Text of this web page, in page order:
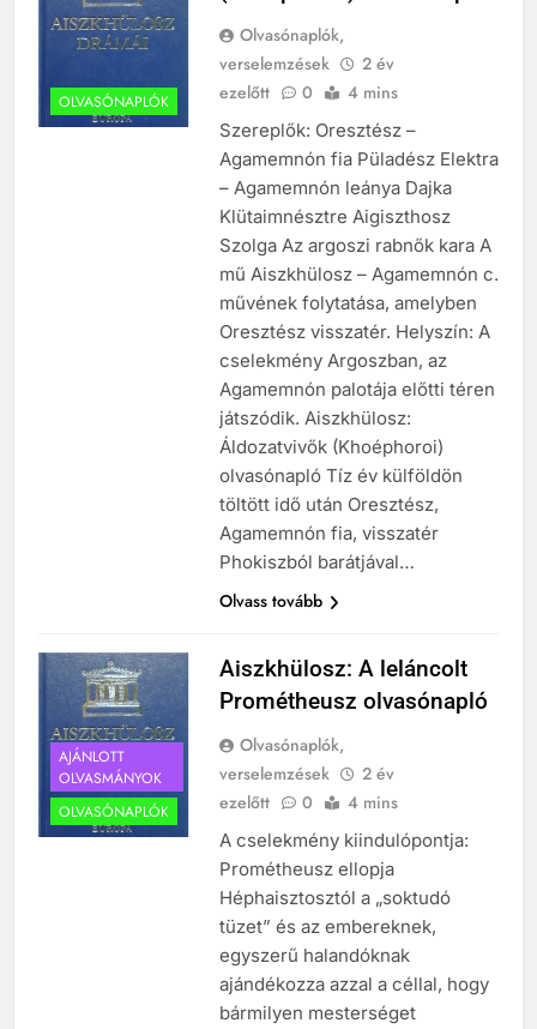
OLVASÓNAPLÓK
Olvasónaplók,
verselemzések
2 év
ezelőtt
0 4 mins
Szereplők: Oresztész –
Agamemnón fia Püladész Elektra
– Agamemnón leánya Dajka
Klütaimnésztre Aigiszthosz
Szolga Az argoszi rabnők kara A
mű Aiszkhülosz – Agamemnón c.
művének folytatása, amelyben
Oresztész visszatér. Helyszín: A
cselekmény Argoszban, az
Agamemnón palotája előtti téren
játszódik. Aiszkhülosz:
Áldozatvivők (Khoéphoroi)
olvasónapló Tíz év külföldön
töltött idő után Oresztész,
Agamemnón fia, visszatér
Phokiszból barátjával…
Olvass tovább
AJÁNLOTT
OLVASMÁNYOK
OLVASÓNAPLÓK
Aiszkhülosz: A leláncolt
Prométheusz olvasónapló
Olvasónaplók,
verselemzések
2 év
ezelőtt
0 4 mins
A cselekmény kiindulópontja:
Prométheusz ellopja
Héphaisztosztól a „soktudó
tüzet” és az embereknek,
egyszerű halandóknak
ajándékozza azzal a céllal, hogy
bármilyen mesterséget